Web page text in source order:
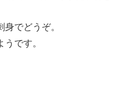
でどうぞ。
です。